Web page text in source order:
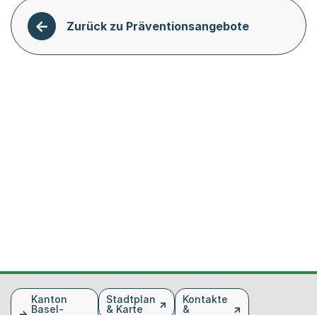
Zurück zu Präventionsangebote
FusszeileKanton
Basel-
Stadtplan
& Karte
Kontakte
&